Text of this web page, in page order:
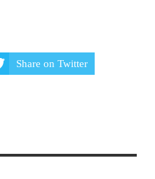
Share on Twitter